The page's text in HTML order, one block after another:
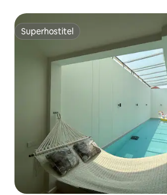
Superhostiteľ
Superhostiteľ